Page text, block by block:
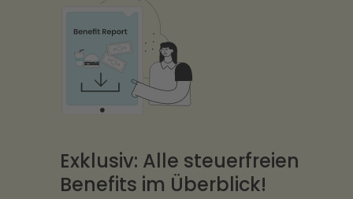
Exklusiv: Alle steuerfreien
Benefits im Überblick!